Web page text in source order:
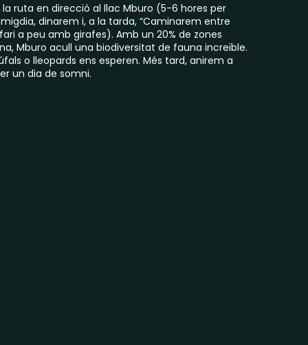
ruta en direcció al llac Mburo (5-6 hores per
dinarem i, a la tarda, “Caminarem entre
a peu amb girafes). Amb un 20% de zones
Mburo acull una biodiversitat de fauna increïble.
o lleopards ens esperen. Més tard, anirem a
un dia de somni.